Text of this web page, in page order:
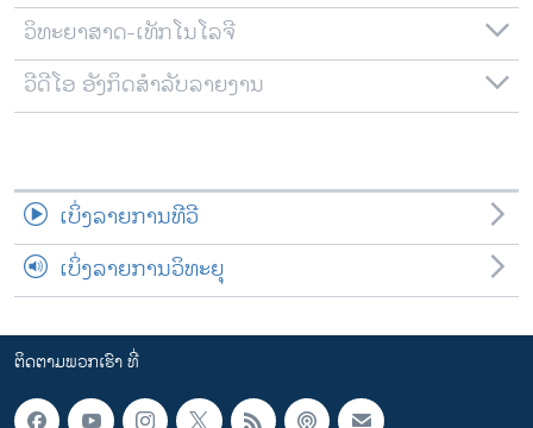
ພາສາຕ່າງໆ
ວິທະຍາສາດ-ເທັກໂນໂລຈີ
ວີດີໂອ ອັງກິດສຳລັບລາຍງານ
ເບິ່ງລາຍການທີວີ
ເບິ່ງລາຍການວິທະຍຸ
ຕິດຕາມພວກເຮົາ ທີ່